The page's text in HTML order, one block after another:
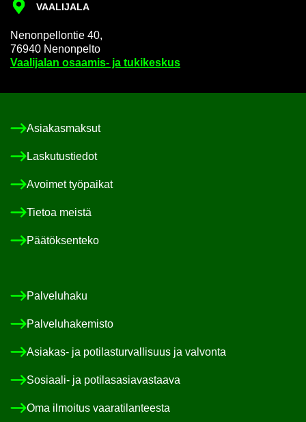
VAA­LI­JA­LA
Ne­non­pel­lon­tie 40,
76940 Ne­non­pel­to
Vaa­li­ja­lan osaamis-​ ja tu­ki­kes­kus
Asia­kas­mak­sut
Las­ku­tus­tie­dot
Avoi­met työ­pai­kat
Tie­toa meis­tä
Pää­tök­sen­te­ko
Pal­ve­lu­ha­ku
Pal­ve­lu­ha­ke­mis­to
Asiakas-​ ja po­ti­las­tur­val­li­suus ja val­von­ta
Sosiaali-​ ja po­ti­las­asia­vas­taa­va
Oma il­moi­tus vaa­ra­ti­lan­tees­ta